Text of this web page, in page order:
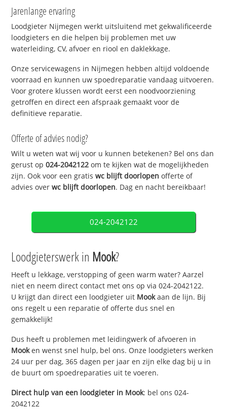
Jarenlange ervaring
Loodgieter Nijmegen werkt uitsluitend met gekwalificeerde
loodgieters en die helpen bij problemen met uw
waterleiding, CV, afvoer en riool en daklekkage.
Onze servicewagens in Nijmegen hebben altijd voldoende
voorraad en kunnen uw spoedreparatie vandaag uitvoeren.
Voor grotere klussen wordt eerst een noodvoorziening
getroffen en direct een afspraak gemaakt voor de
definitieve reparatie.
Offerte of advies nodig?
Wilt u weten wat wij voor u kunnen betekenen? Bel ons dan
gerust op024-2042122 om te kijken wat de mogelijkheden
zijn. Ook voor een gratiswc blijft doorlopen offerte of
advies overwc blijft doorlopen. Dag en nacht bereikbaar!
024-2042122
Loodgieterswerk in Mook?
Heeft u lekkage, verstopping of geen warm water? Aarzel
niet en neem direct contact met ons op via 024-2042122.
U krijgt dan direct een loodgieter uit Mookaan de lijn. Bij
ons regelt u een reparatie of offerte dus snel en
gemakkelijk!
Dus heeft u problemen met leidingwerk of afvoeren in
Mooken wenst snel hulp, bel ons. Onze loodgieters werken
24 uur per dag, 365 dagen per jaar en zijn elke dag bij u in
de buurt om spoedreparaties uit te voeren.
Direct hulp van een loodgieter in Mook: bel ons 024-
2042122